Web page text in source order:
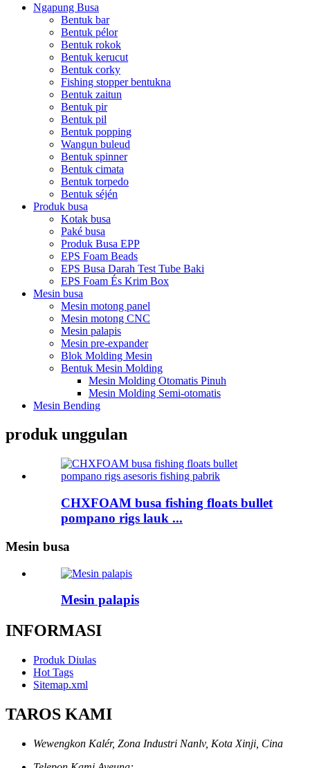
Ngapung Busa
Bentuk bar
Bentuk pélor
Bentuk rokok
Bentuk kerucut
Bentuk corky
Fishing stopper bentukna
Bentuk zaitun
Bentuk pir
Bentuk pil
Bentuk popping
Wangun buleud
Bentuk spinner
Bentuk cimata
Bentuk torpedo
Bentuk séjén
Produk busa
Kotak busa
Paké busa
Produk Busa EPP
EPS Foam Beads
EPS Busa Darah Test Tube Baki
EPS Foam És Krim Box
Mesin busa
Mesin motong panel
Mesin motong CNC
Mesin palapis
Mesin pre-expander
Blok Molding Mesin
Bentuk Mesin Molding
Mesin Molding Otomatis Pinuh
Mesin Molding Semi-otomatis
Mesin Bending
produk unggulan
CHXFOAM busa fishing floats bullet
pompano rigs lauk ...
Mesin busa
Mesin palapis
INFORMASI
Produk Diulas
Hot Tags
Sitemap.xml
TAROS KAMI
Wewengkon Kalér, Zona Industri Nanlv, Kota Xinji, Cina